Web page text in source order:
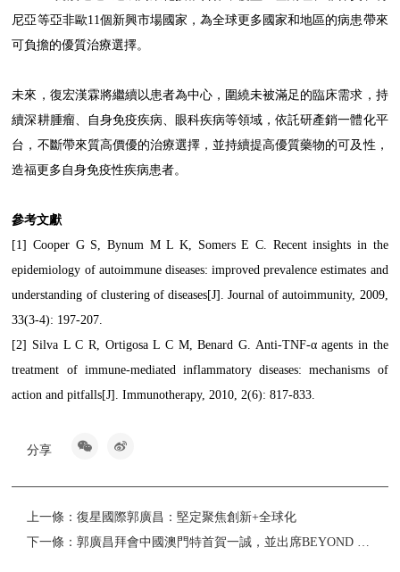
尼亞等亞非歐11個新興市場國家，為全球更多國家和地區的病患帶來
可負擔的優質治療選擇。
未來，復宏漢霖將繼續以患者為中心，圍繞未被滿足的臨床需求，持
續深耕腫瘤、自身免疫疾病、眼科疾病等領域，依託研產銷一體化平
台，不斷帶來質高價優的治療選擇，並持續提高優質藥物的可及性，
造福更多自身免疫性疾病患者。
參考文獻
[1] Cooper G S, Bynum M L K, Somers E C. Recent insights in the
epidemiology of autoimmune diseases: improved prevalence estimates and
understanding of clustering of diseases[J]. Journal of autoimmunity, 2009,
33(3-4): 197-207.
[2] Silva L C R, Ortigosa L C M, Benard G. Anti-TNF-α agents in the
treatment of immune-mediated inflammatory diseases: mechanisms of
action and pitfalls[J]. Immunotherapy, 2010, 2(6): 817-833.
分享
上一條：復星國際郭廣昌：堅定聚焦創新+全球化
下一條：郭廣昌拜會中國澳門特首賀一誠，並出席BEYOND Expo 2024